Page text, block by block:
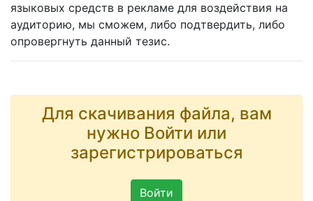
языковых средств в рекламе для воздействия на
аудиторию, мы сможем, либо подтвердить, либо
опровергнуть данный тезис.
Для скачивания файла, вам
нужно Войти или
зарегистрироваться
Войти